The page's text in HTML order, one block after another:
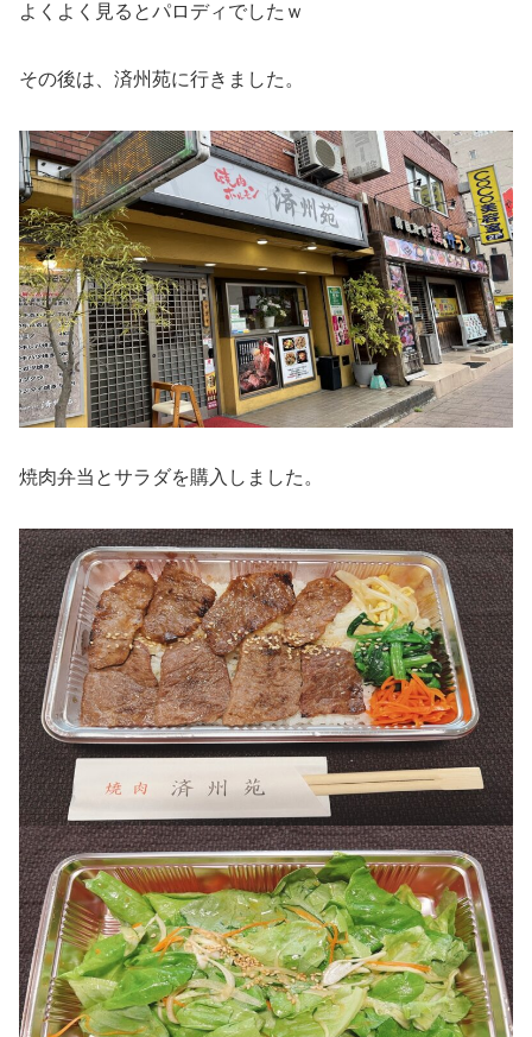
よくよく見るとパロディでしたｗ
その後は、済州苑に行きました。
焼肉弁当とサラダを購入しました。